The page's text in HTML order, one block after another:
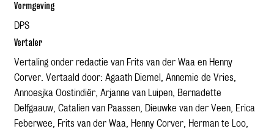
Vormgeving
DPS
Vertaler
Vertaling onder redactie van Frits van der Waa en Henny
Corver. Vertaald door: Agaath Diemel, Annemie de Vries,
Annoesjka Oostindiër, Arjanne van Luipen, Bernadette
Delfgaauw, Catalien van Paassen, Dieuwke van der Veen, Erica
Feberwee, Frits van der Waa, Henny Corver, Herman te Loo,